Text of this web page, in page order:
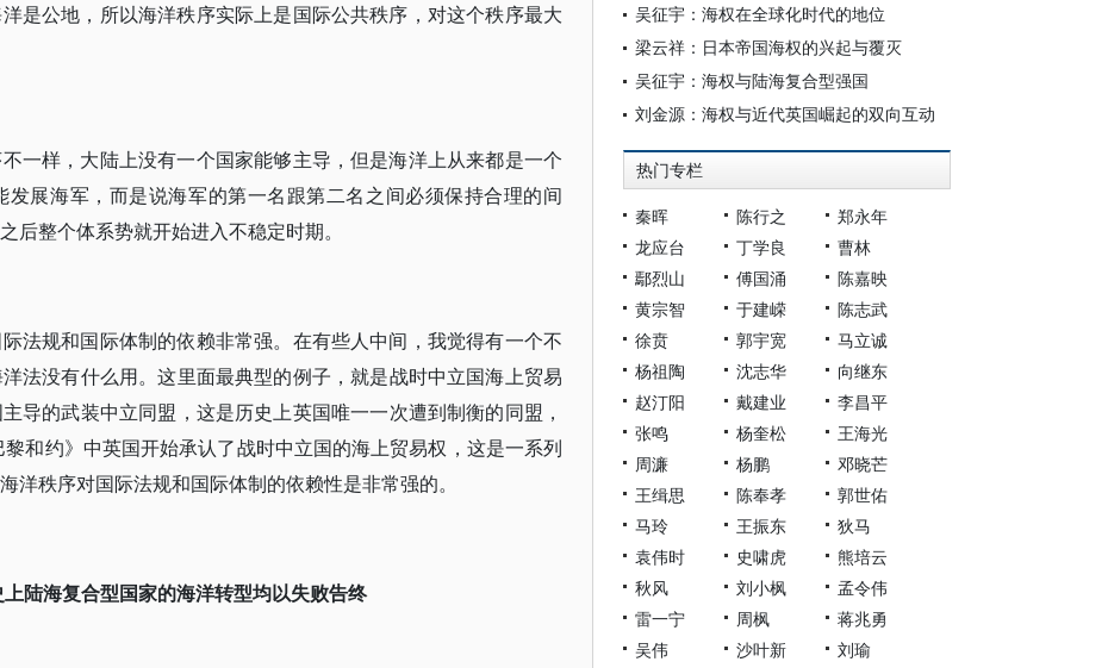
是公地，所以海洋秩序实际上是国际公共秩序，对这个秩序最大
一样，大陆上没有一个国家能够主导，但是海洋上从来都是一个
展海军，而是说海军的第一名跟第二名之间必须保持合理的间
后整个体系势就开始进入不稳定时期。
法规和国际体制的依赖非常强。在有些人中间，我觉得有一个不
法没有什么用。这里面最典型的例子，就是战时中立国海上贸易
导的武装中立同盟，这是历史上英国唯一一次遭到制衡的同盟，
和约》中英国开始承认了战时中立国的海上贸易权，这是一系列
洋秩序对国际法规和国际体制的依赖性是非常强的。
陆海复合型国家的海洋转型均以失败告终
吴征宇：海权在全球化时代的地位
梁云祥：日本帝国海权的兴起与覆灭
吴征宇：海权与陆海复合型强国
刘金源：海权与近代英国崛起的双向互动
热门专栏
秦晖 陈行之
郑永年
龙应台
丁学良
曹林
鄢烈山
傅国涌
陈嘉映
黄宗智
于建嵘
陈志武
徐贲
郭宇宽
马立诚
杨祖陶
沈志华
向继东
赵汀阳
戴建业
李昌平
张鸣
杨奎松
王海光
周濂
杨鹏
邓晓芒
王缉思
陈奉孝
郭世佑
马玲
王振东
狄马
袁伟时
史啸虎
熊培云
秋风
刘小枫
孟令伟
雷一宁
周枫
蒋兆勇
吴伟
沙叶新
刘瑜